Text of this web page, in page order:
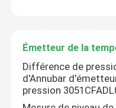
Commandes servo
Amplificateur servo
Émetteur de la
Différence de
d'Annubar
pression